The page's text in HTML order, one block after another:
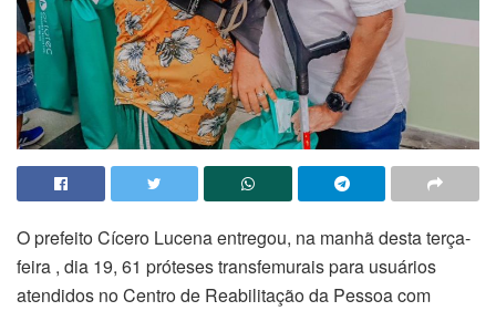
O prefeito Cícero Lucena entregou, na manhã desta terça-
feira , dia 19, 61 próteses transfemurais para usuários
atendidos no Centro de Reabilitação da Pessoa com